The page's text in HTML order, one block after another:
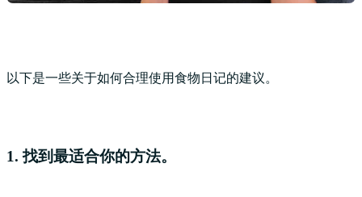
以下是一些关于如何合理使用食物日记的建议。
1. 找到最适合你的方法。